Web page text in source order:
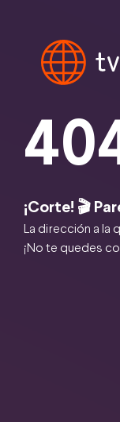
¡Corte! 🎬
La dirección a la
¡No te quedes